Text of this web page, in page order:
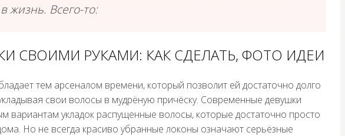
жизнь. Всего-то:
СВОИМИ РУКАМИ: КАК СДЕЛАТЬ, ФОТО ИДЕИ
тем арсеналом времени, который позволит ей достаточно долго
свои волосы в мудрёную причёску. Современные девушки
вариантам укладок распущенные волосы, которые достаточно просто
Но не всегда красиво убранные локоны означают серьёзные